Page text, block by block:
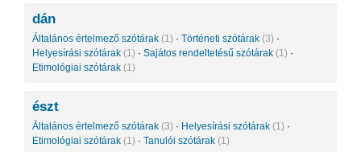
dán
Általános értelmező szótárak (1) · Történeti szótárak (3) ·
Helyesírási szótárak (1) · Sajátos rendeltetésű szótárak (1) ·
Etimológiai szótárak (1)
észt
Általános értelmező szótárak (3) · Helyesírási szótárak (1) ·
Etimológiai szótárak (1) · Tanulói szótárak (1)